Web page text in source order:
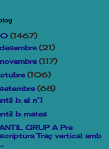
(1467)
(21)
(117)
(106)
(68)
b: el n°1
b: mates
GRUP A Pre
Traç vertical amb